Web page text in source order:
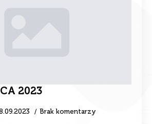
2023
Brak komentarzy